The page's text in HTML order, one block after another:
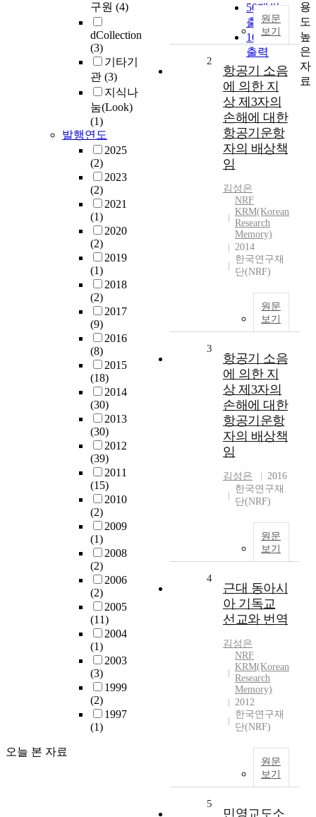
구원 (4)
dCollection
(3)
기타기
관 (3)
지식나
눔(Look)
(1)
발행연도
2025
(2)
2023
(2)
2021
(1)
2020
(2)
2019
(1)
2018
(2)
2017
(9)
2016
(8)
2015
(18)
2014
(30)
2013
(30)
2012
(39)
2011
(15)
2010
(2)
2009
(1)
2008
(2)
2006
(2)
2005
(11)
2004
(1)
2003
(3)
1999
(2)
1997
(1)
오늘 본 자료
50개씩
출력
100개씩
출력
원문
보기
2
항공기 소음
에 의한 지
상 제3자의
손해에 대한
항공기운항
자의 배상책
임
김성은
NRF
KRM(Korean
Research
Memory)
2014
한국연구재
단(NRF)
원문
보기
3
항공기 소음
에 의한 지
상 제3자의
손해에 대한
항공기운항
자의 배상책
임
김성은
2016
한국연구재
단(NRF)
원문
보기
4
근대 동아시
아 기독교
선교와 번역
김성은
NRF
KRM(Korean
Research
Memory)
2012
한국연구재
단(NRF)
원문
보기
5
민영교도소
용
도
높
은
자
료